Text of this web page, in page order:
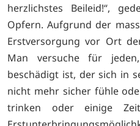
herzlichstes Beileid!“,
Opfern. Aufgrund der
Erstversorgung vor Ort
Man versuche für
beschädigt ist, der sich in
nicht mehr sicher fühle
trinken oder einige